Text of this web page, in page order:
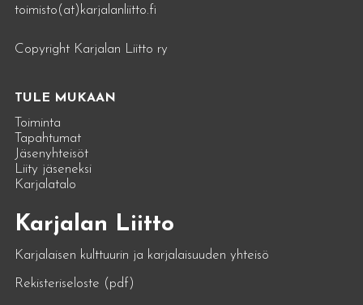
toimisto(at)karjalanliitto.fi
Copyright Karjalan Liitto ry
TULE MUKAAN
Toiminta
Tapahtumat
Jäsenyhteisöt
Liity jäseneksi
Karjalatalo
Karjalan Liitto
Karjalaisen kulttuurin ja karjalaisuuden yhteisö
Rekisteriseloste (pdf)